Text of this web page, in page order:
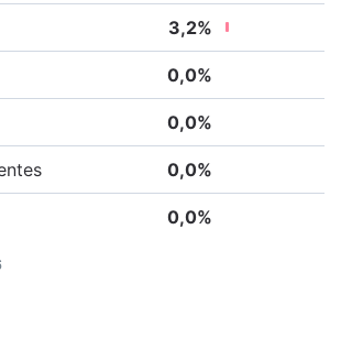
3,2%
0,0%
0,0%
0,0%
0,0%